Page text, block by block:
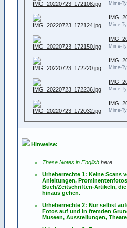
Mime-
Mime-
Mime-
Mime-
Mime-
Mime-
Hinweise:
These Notes in English here
Urheberrechte 1: Keine Scans
Anleitungen,
Buch/Zeitschriften-Artikeln,
hinaus gehen.
Urheberrechte 2: Nur selbst
Fotos auf und in fremden
Museen, Ausstellungen,